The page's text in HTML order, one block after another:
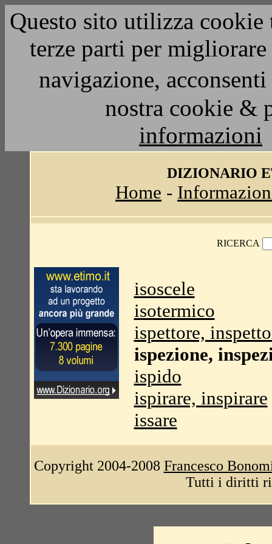
Questo sito utilizza
terze parti per
navigazione,
nostra cookie &
informazioni
DIZIONARIO
Home -
RICERCA
isoscele
isotermico
ispettore,
ispezione,
ispido
ispirare, inspirare
issare
Copyright 2004-2008 Francesco
Tutti i diritti